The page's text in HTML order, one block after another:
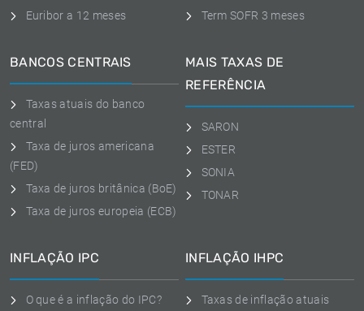
Euribor a 12 meses
Term SOFR 3 meses
BANCOS CENTRAIS
Taxas atuais do banco
central
Taxa de juros americana
(FED)
Taxa de juros britânica (BoE)
Taxa de juros europeia (ECB)
MAIS TAXAS DE
REFERÊNCIA
SARON
ESTER
SONIA
TONAR
INFLAÇÃO IPC
O que é a inflação do IPC?
INFLAÇÃO IHPC
Taxas de inflação atuais